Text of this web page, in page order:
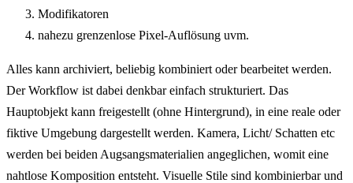
Modifikatoren
nahezu grenzenlose Pixel-Auflösung uvm.
Alles kann archiviert, beliebig kombiniert oder bearbeitet werden.
Der Workflow ist dabei denkbar einfach strukturiert. Das
Hauptobjekt kann freigestellt (ohne Hintergrund), in eine reale oder
fiktive Umgebung dargestellt werden. Kamera, Licht/ Schatten etc
werden bei beiden Augsangsmaterialien angeglichen, womit eine
nahtlose Komposition entsteht. Visuelle Stile sind kombinierbar und